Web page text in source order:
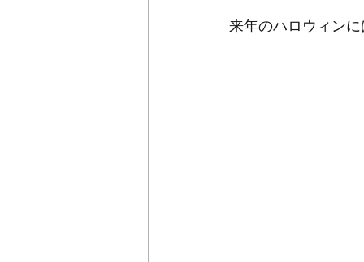
来年のハロウィン